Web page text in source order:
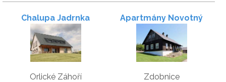
Chalupa Jadrnka
Orlické Záhoří
Apartmány Novotný
Zdobnice